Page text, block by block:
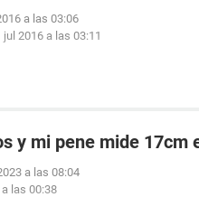
a las 03:06
jul 2016 a las 03:11
y mi pene mide 17cm
a las 08:04
las 00:38